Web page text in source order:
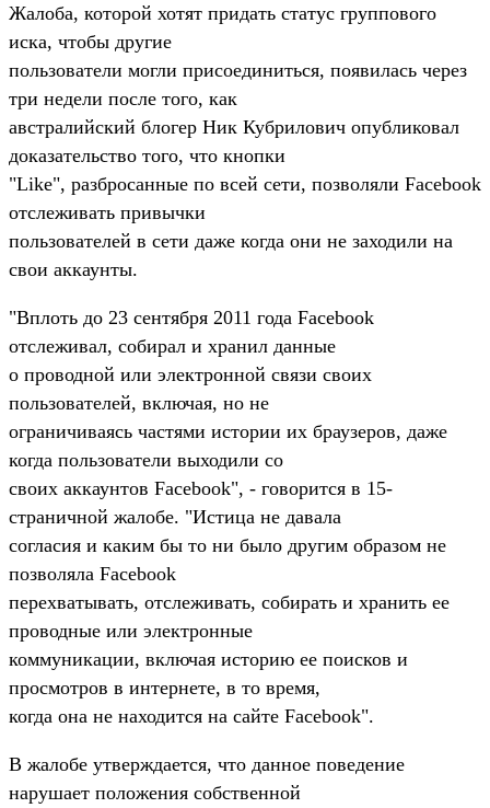
Жалоба, которой хотят придать статус группового
иска, чтобы другие
пользователи могли присоединиться, появилась через
три недели после того, как
австралийский блогер Ник Кубрилович опубликовал
доказательство того, что кнопки
"Like", разбросанные по всей сети, позволяли Facebook
отслеживать привычки
пользователей в сети даже когда они не заходили на
свои аккаунты.
"Вплоть до 23 сентября 2011 года Facebook
отслеживал, собирал и хранил данные
о проводной или электронной связи своих
пользователей, включая, но не
ограничиваясь частями истории их браузеров, даже
когда пользователи выходили со
своих аккаунтов Facebook", - говорится в 15-
страничной жалобе. "Истица не давала
согласия и каким бы то ни было другим образом не
позволяла Facebook
перехватывать, отслеживать, собирать и хранить ее
проводные или электронные
коммуникации, включая историю ее поисков и
просмотров в интернете, в то время,
когда она не находится на сайте Facebook".
В жалобе утверждается, что данное поведение
нарушает положения собственной